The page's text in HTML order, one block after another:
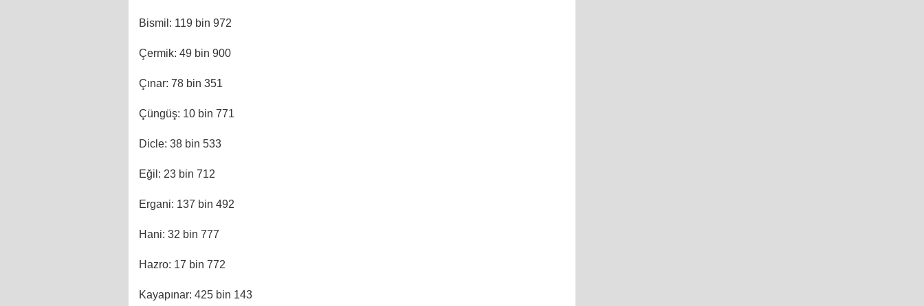
Bismil: 119 bin 972
Çermik: 49 bin 900
Çınar: 78 bin 351
Çüngüş: 10 bin 771
Dicle: 38 bin 533
Eğil: 23 bin 712
Ergani: 137 bin 492
Hani: 32 bin 777
Hazro: 17 bin 772
Kayapınar: 425 bin 143